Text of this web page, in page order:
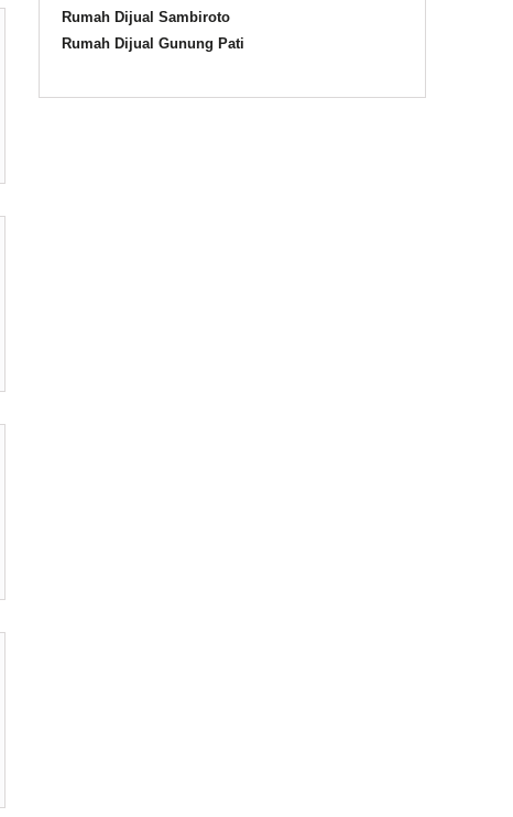
Rumah Dijual Sambiroto
Rumah Dijual Gunung Pati